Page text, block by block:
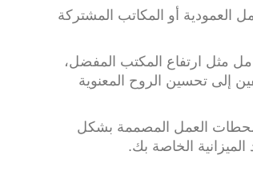
أو المكاتب المشتركة
مثل ارتفاع المكتب المفضل،
إلى تحسين الروح المعنوية
العمل المصممة بشكل
الخاصة بك.